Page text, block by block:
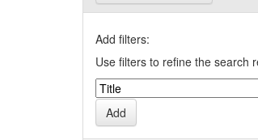
Add filters:
Use filters to refine the search